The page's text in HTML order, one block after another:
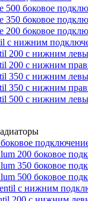
500 боковое
350 боковое
200 боковое
с нижним
200 с нижним
200 с нижним
350 с нижним
350 с нижним
500 с нижним
200 боковое
350 боковое
500 боковое
с нижним